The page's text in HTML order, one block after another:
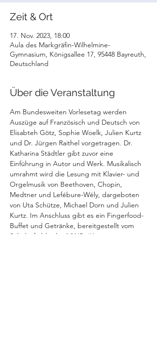
Zeit & Ort
17. Nov. 2023, 18:00
Aula des Markgräfin-Wilhelmine-
Gymnasium, Königsallee 17, 95448 Bayreuth,
Deutschland
Über die Veranstaltung
Am Bundesweiten Vorlesetag werden
Auszüge auf Französisch und Deutsch von
Elisabteh Götz, Sophie Woelk, Julien Kurtz
und Dr. Jürgen Raithel vorgetragen. Dr.
Katharina Städtler gibt zuvor eine
Einführung in Autor und Werk. Musikalisch
umrahmt wird die Lesung mit Klavier- und
Orgelmusik von Beethoven, Chopin,
Medtner und Lefébure-Wély, dargeboten
von Uta Schütze, Michael Dorn und Julien
Kurtz. Im Anschluss gibt es ein Fingerfood-
Buffet und Getränke, bereitgestellt vom
Schulcafé blu des MWG. (Kooperation mit